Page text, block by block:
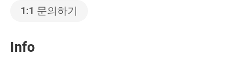
1:1 문의하기
Info